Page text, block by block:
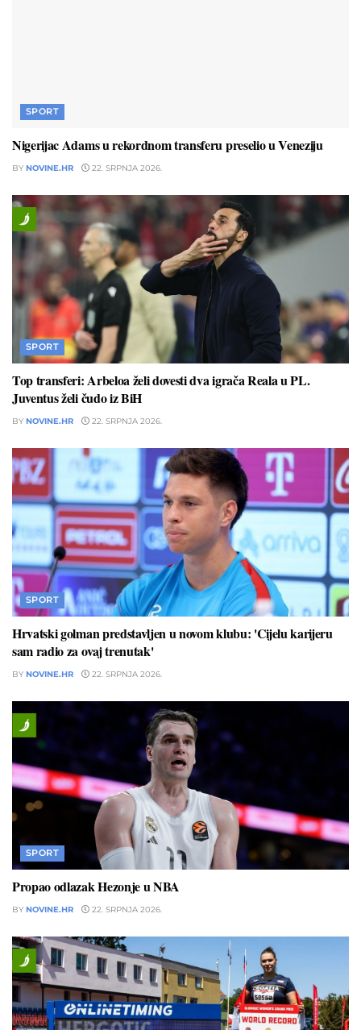
SPORT
Nigerijac Adams u rekordnom transferu preselio u Veneziju
BY NOVINE.HR 22. SRPNJA 2026.
SPORT
Top transferi: Arbeloa želi dovesti dva igrača Reala u PL.
Juventus želi čudo iz BiH
BY NOVINE.HR 22. SRPNJA 2026.
SPORT
Hrvatski golman predstavljen u novom klubu: 'Cijelu karijeru
sam radio za ovaj trenutak'
BY NOVINE.HR 22. SRPNJA 2026.
SPORT
Propao odlazak Hezonje u NBA
BY NOVINE.HR 22. SRPNJA 2026.